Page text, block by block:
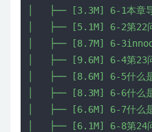
│   ├── [3.3M] 6-1本章
│   ├── [5.1M] 6-2第22
│   ├── [8.7M] 6-
│   ├── [9.6M] 6-4第23
│   ├── [8.6M] 6-5什么是
│   ├── [8.3M] 6-6什么是
│   ├── [6.6M] 6-7什么是
│   ├── [6.1M] 6-8第24问